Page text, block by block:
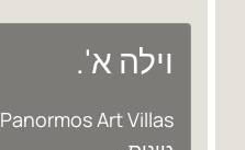
וילה א'.